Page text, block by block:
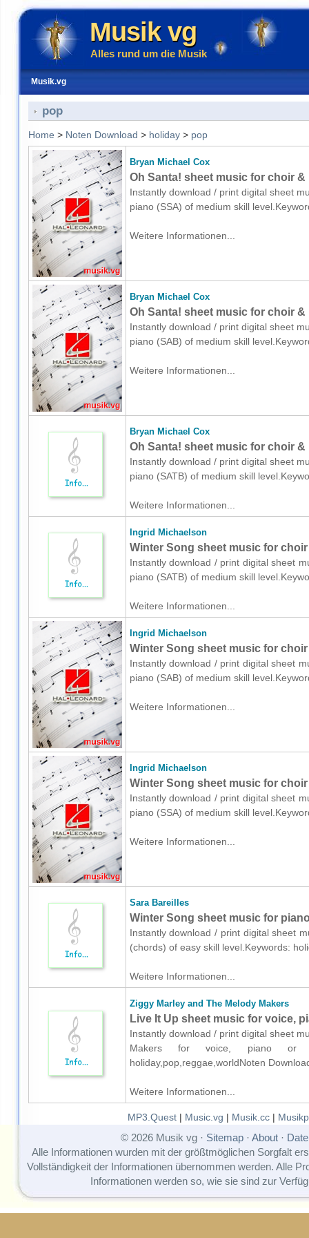
Musik vg
Alles rund um die Musik
Musik.vg
pop
Home > Noten Download > holiday> pop
Bryan Michael Cox
Oh Santa! sheet music for choir &
Instantly download / print digital sheet
piano (SSA) of medium skill
Weitere Informationen...
Bryan Michael Cox
Oh Santa! sheet music for choir &
Instantly download / print digital sheet
piano (SAB) of medium skill
Weitere Informationen...
Bryan Michael Cox
Oh Santa! sheet music for choir &
Instantly download / print digital sheet
piano (SATB) of medium skill
Weitere Informationen...
Ingrid Michaelson
Winter Song sheet music for
Instantly download / print digital sheet
piano (SATB) of medium skill
Weitere Informationen...
Ingrid Michaelson
Winter Song sheet music for
Instantly download / print digital sheet
piano (SAB) of medium skill
Weitere Informationen...
Ingrid Michaelson
Winter Song sheet music for
Instantly download / print digital sheet
piano (SSA) of medium skill
Weitere Informationen...
Sara Bareilles
Winter Song sheet music for
Instantly download / print digital sheet
(chords) of easy skill level.Keywords:
Weitere Informationen...
Ziggy Marley and The Melody Makers
Live It Up sheet music for voice,
Instantly download / print digital sheet
Makers for voice, piano or
holiday,pop,reggae,worldNoten
Weitere Informationen...
MP3.Quest| Music.vg | Musik.cc|
© 2026 Musik vg · Sitemap· About·
Alle Informationen wurden mit der größtmöglichen Sorgfalt
Vollständigkeit der Informationen übernommen werden. Alle
Informationen werden so, wie sie sind zur